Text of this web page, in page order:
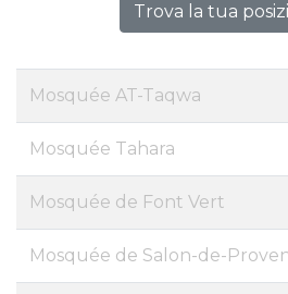
Trova la tua
Mosquée AT-Taqwa
Mosquée Tahara
Mosquée de Font Vert
Mosquée de Salon-de-